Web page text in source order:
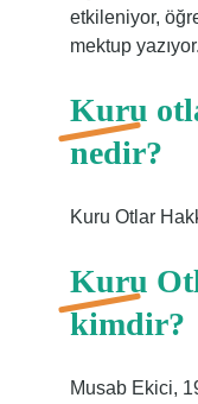
etkileniyor,
mektup yazıyor.
Kuru
nedir?
Kuru Otlar
Kuru
kimdir?
Musab Ekici,